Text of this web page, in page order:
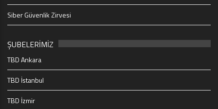
Siber Güvenlik Zirvesi
ŞUBELERİMİZ
TBD Ankara
TBD İstanbul
TBD İzmir